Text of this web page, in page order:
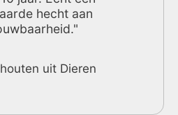
hecht aan
uit Dieren